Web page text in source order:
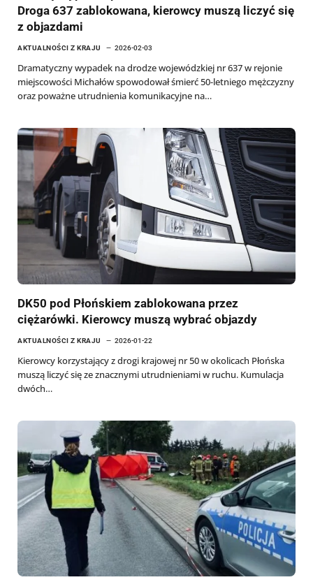
Droga 637 zablokowana, kierowcy muszą liczyć się
z objazdami
AKTUALNOŚCI Z KRAJU 2026-02-03
Dramatyczny wypadek na drodze wojewódzkiej nr 637 w rejonie
miejscowości Michałów spowodował śmierć 50-letniego mężczyzny
oraz poważne utrudnienia komunikacyjne na…
DK50 pod Płońskiem zablokowana przez
ciężarówki. Kierowcy muszą wybrać objazdy
AKTUALNOŚCI Z KRAJU 2026-01-22
Kierowcy korzystający z drogi krajowej nr 50 w okolicach Płońska
muszą liczyć się ze znacznymi utrudnieniami w ruchu. Kumulacja
dwóch…